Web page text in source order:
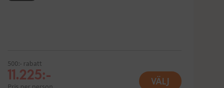
500:- rabatt
11.225:- VÄLJ